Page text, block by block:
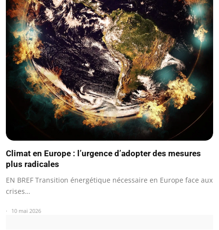
Climat en Europe : l’urgence d’adopter des mesures
plus radicales
EN BREF Transition énergétique nécessaire en Europe face aux
crises…
10 mai 2026